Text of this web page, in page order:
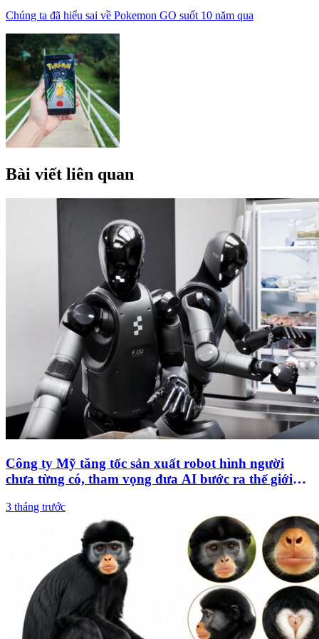
Chúng ta đã hiểu sai về Pokemon GO suốt 10 năm qua
Bài viết liên quan
Công ty Mỹ tăng tốc sản xuất robot hình người
chưa từng có, tham vọng đưa AI bước ra thế giới
3 tháng trước